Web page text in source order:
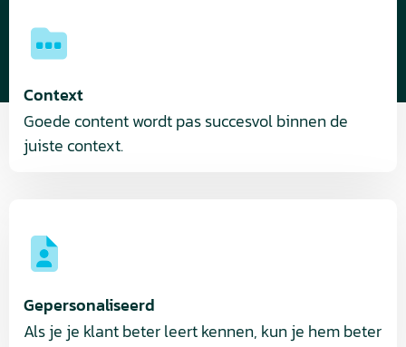
Context
Goede content wordt pas succesvol binnen de
juiste context.
Gepersonaliseerd
Als je je klant beter leert kennen, kun je hem beter